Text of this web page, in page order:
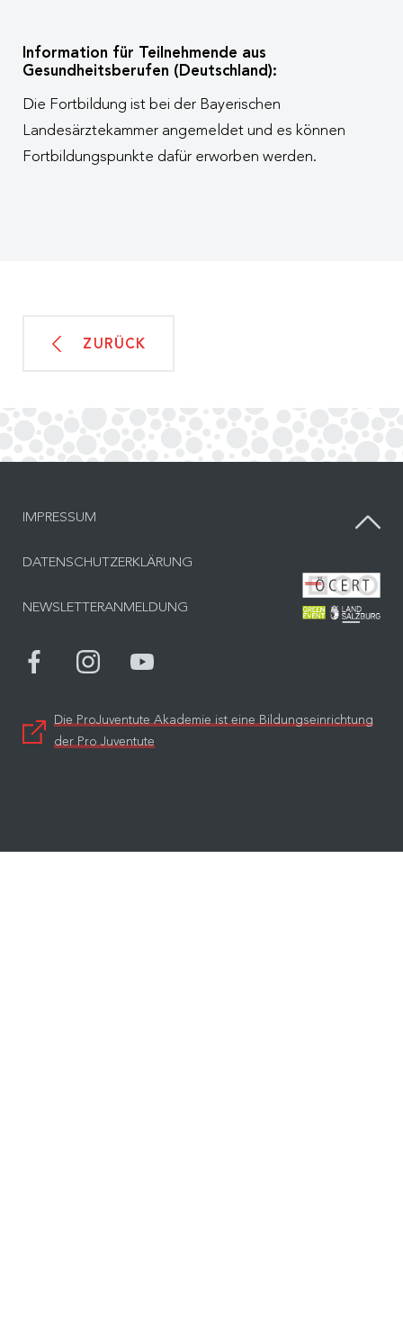
Information für Teilnehmende aus
Gesundheitsberufen (Deutschland):
Die Fortbildung ist bei der Bayerischen
Landesärztekammer angemeldet und es können
Fortbildungspunkte dafür erworben werden.
ZURÜCK
IMPRESSUM
DATENSCHUTZERKLÄRUNG
NEWSLETTERANMELDUNG
Die ProJuventute Akademie ist eine Bildungseinrichtung
der Pro Juventute